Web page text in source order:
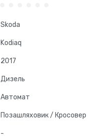
Skoda
Kodiaq
2017
Дизель
Автомат
Позашляховик / Кросовер
-